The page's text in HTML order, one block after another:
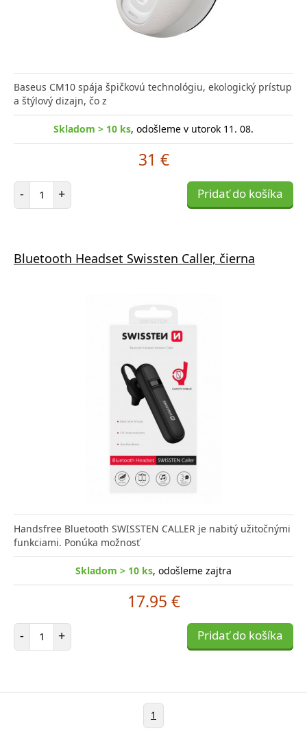
Baseus CM10 spája špičkovú technológiu, ekologický prístup
a štýlový dizajn, čo z
Skladom > 10 ks, odošleme v utorok 11. 08.
31 €
- Počet položiek
+ Pridať do košíka
Bluetooth Headset Swissten Caller, čierna
Handsfree Bluetooth SWISSTEN CALLER je nabitý užitočnými
funkciami. Ponúka možnosť
Skladom > 10 ks, odošleme zajtra
17.95 €
- Počet položiek
+ Pridať do košíka
1